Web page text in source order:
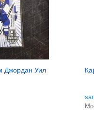
Джордан Уил